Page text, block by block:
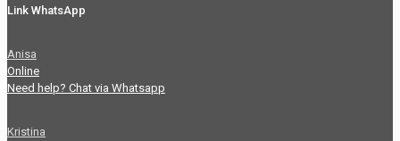
Link WhatsApp
Anisa
Online
Need help? Chat via Whatsapp
Kristina